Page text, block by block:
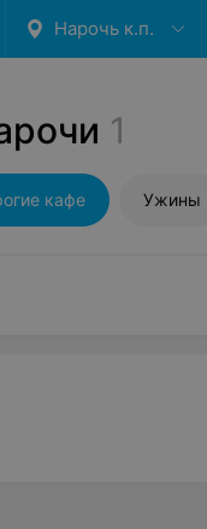
Нарочь к.п.
1
кафе Ужины